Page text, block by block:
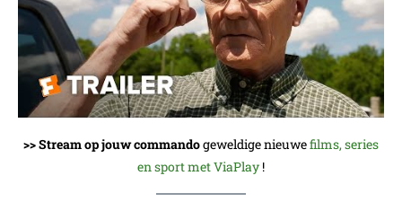
>> Stream op jouw commandogeweldige nieuwefilms, series
en sport met ViaPlay !